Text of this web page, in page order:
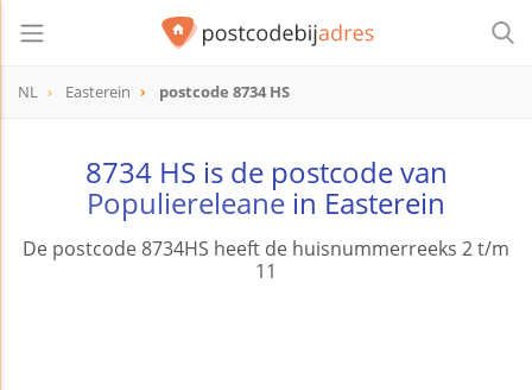
NL Easterein postcode 8734 HS
8734 HS is de postcode van
Populiereleane in Easterein
De postcode 8734HS heeft de huisnummerreeks 2 t/m
11